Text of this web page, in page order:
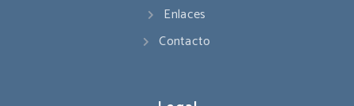
Enlaces
Contacto